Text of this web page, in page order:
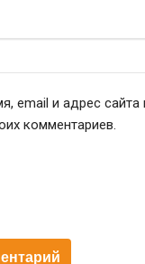
email и адрес сайта
комментариев.